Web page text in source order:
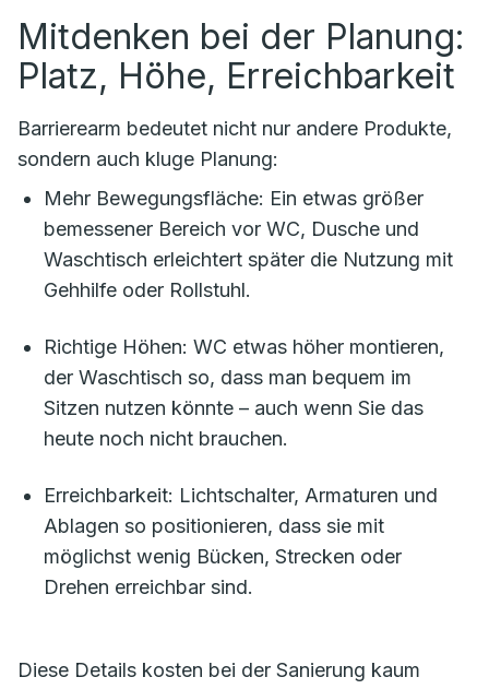
Mitdenken bei der Planung:
Platz, Höhe, Erreichbarkeit
Barrierearm bedeutet nicht nur andere Produkte,
sondern auch kluge Planung:
Mehr Bewegungsfläche: Ein etwas größer
bemessener Bereich vor WC, Dusche und
Waschtisch erleichtert später die Nutzung mit
Gehhilfe oder Rollstuhl.
Richtige Höhen: WC etwas höher montieren,
der Waschtisch so, dass man bequem im
Sitzen nutzen könnte – auch wenn Sie das
heute noch nicht brauchen.
Erreichbarkeit: Lichtschalter, Armaturen und
Ablagen so positionieren, dass sie mit
möglichst wenig Bücken, Strecken oder
Drehen erreichbar sind.
Diese Details kosten bei der Sanierung kaum